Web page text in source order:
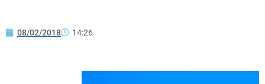
08/02/2018 14:26